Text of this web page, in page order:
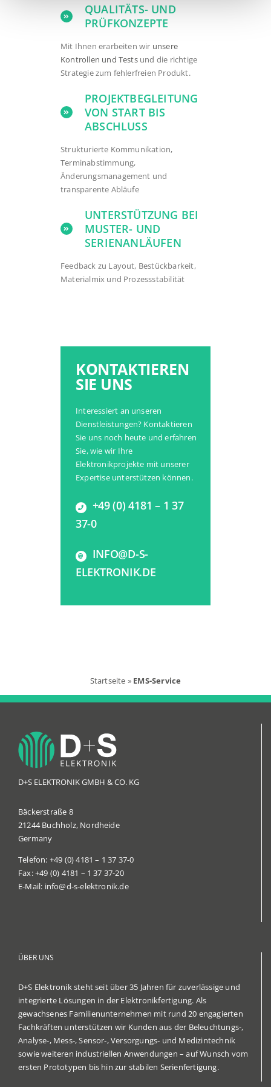
QUALITÄTS- UND
PRÜFKONZEPTE
Mit Ihnen erarbeiten wir unsere
Kontrollen und Testsund die richtige
Strategie zum fehlerfreien Produkt.
PROJEKTBEGLEITUNG
VON START BIS
ABSCHLUSS
Strukturierte Kommunikation,
Terminabstimmung,
Änderungsmanagement und
transparente Abläufe
UNTERSTÜTZUNG BEI
MUSTER- UND
SERIENANLÄUFEN
Feedback zu Layout, Bestückbarkeit,
Materialmix und Prozessstabilität
KONTAKTIEREN
SIE UNS
Interessiert an unseren
Dienstleistungen? Kontaktieren
Sie uns noch heute und erfahren
Sie, wie wir Ihre
Elektronikprojekte mit unserer
Expertise unterstützen können.
+49 (0) 4181 – 1 37
37-0
INFO@D-S-
ELEKTRONIK.DE
Startseite » EMS-Service
D+S ELEKTRONIK GMBH & CO. KG
Bäckerstraße 8
21244 Buchholz, Nordheide
Germany
Telefon: +49 (0) 4181 – 1 37 37-0
Fax:+49 (0) 4181 – 1 37 37-20
E-Mail: info@d-s-elektronik.de
ÜBER UNS
D+S Elektronik steht seit über 35 Jahren für zuverlässige und
integrierte Lösungen in der Elektronikfertigung. Als
gewachsenes Familienunternehmen mit rund 20 engagierten
Fachkräften unterstützen wir Kunden aus der Beleuchtungs‑,
Analyse‑, Mess‑, Sensor‑, Versorgungs‑ und Medizintechnik
sowie weiteren industriellen Anwendungen – auf Wunsch vom
ersten Prototypen bis hin zur stabilen Serienfertigung.